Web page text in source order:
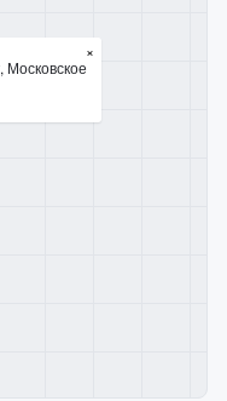
Московское
×